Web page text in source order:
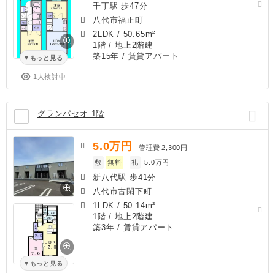
もっと見る
1人検討中
千丁駅 歩47分
八代市福正町
2LDK / 50.65m²
1階 / 地上2階建
築15年 / 賃貸アパート
グランパセオ 1階
もっと見る
5.0万円 管理費 2,300円
敷
無料 礼 5.0万円
新八代駅 歩41分
八代市古閑下町
1LDK / 50.14m²
1階 / 地上2階建
築3年 / 賃貸アパート